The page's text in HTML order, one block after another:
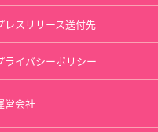
レスリリース送付先
ライバシーポリシー
営会社